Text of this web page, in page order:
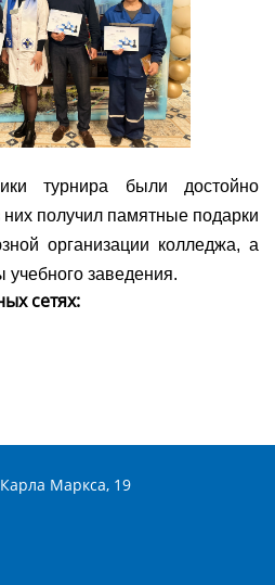
турнира были достойно
получил памятные подарки
организации колледжа, а
учебного заведения.
сетях:
Маркса, 19